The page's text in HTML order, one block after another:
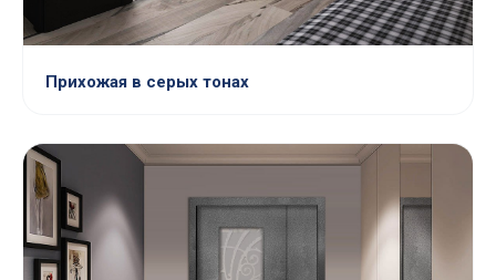
Прихожая в серых тонах